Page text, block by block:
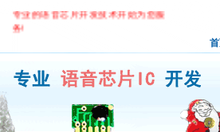
专业的语音芯片开发技术开始为您服
务!
环芯公司,专业语音芯片IC开发